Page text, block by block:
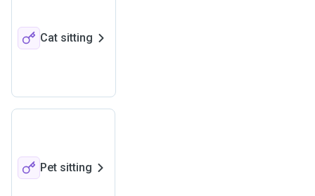
Cat sitting
Pet sitting